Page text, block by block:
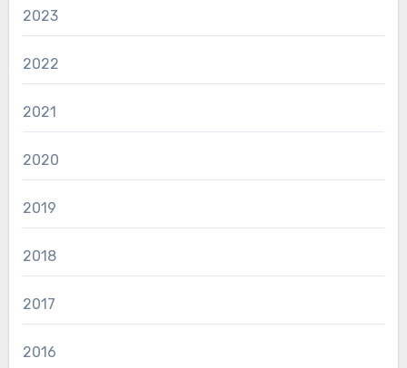
2023
2022
2021
2020
2019
2018
2017
2016